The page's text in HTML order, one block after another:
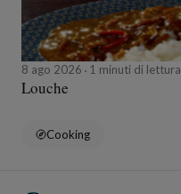
8 ago 2026 1 minuti di lettura
Louche
Cooking